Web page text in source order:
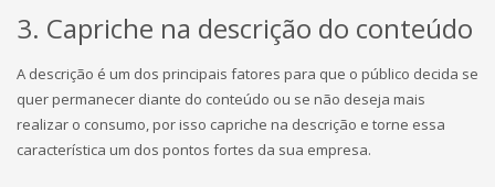
3. Capriche na descrição do conteúdo
A descrição é um dos principais fatores para que o público decida se
quer permanecer diante do conteúdo ou se não deseja mais
realizar o consumo, por isso capriche na descrição e torne essa
característica um dos pontos fortes da sua empresa.